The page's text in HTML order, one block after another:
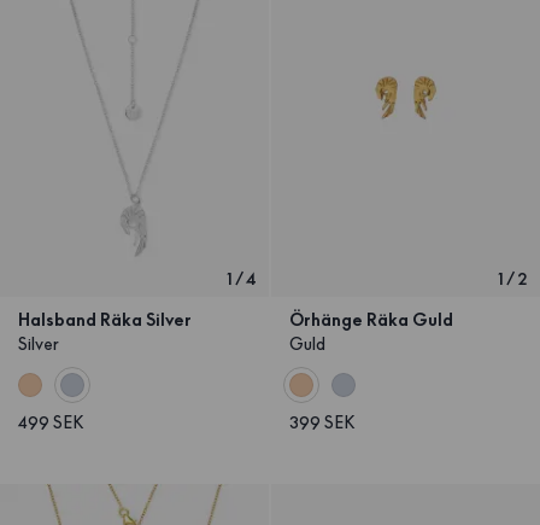
1 /4
Halsband Räka Silver
Silver
499 SEK
1 /2
Örhänge Räka Guld
Guld
399 SEK